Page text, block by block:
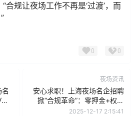
合规让夜场工作不再是‘过渡’，而
0 0
夜场资讯
安心求职！上海夜场名企招聘
掀“合规革命”：零押金+权益
卡，服务边界写进合同
2025-12-17 2:15:41